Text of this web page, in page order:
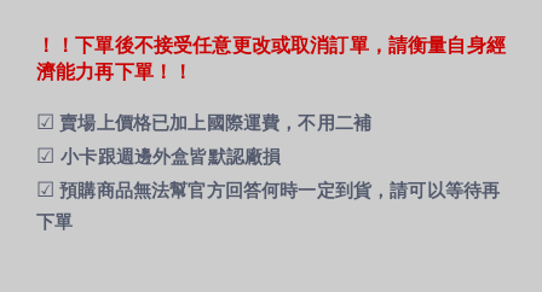
！！下單後不接受任意更改或取消訂單，請衡量自身經
濟能力再下單！！
☑ 賣場上價格已加上國際運費，不用二補
☑小卡跟週邊外盒皆默認廠損
☑ 預購商品無法幫官方回答何時一定到貨，請可以等待再
下單